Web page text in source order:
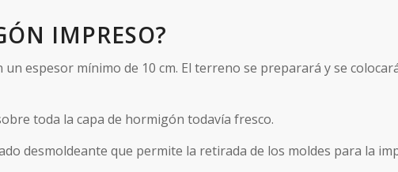
IMPRESO?
espesor mínimo de 10 cm. El terreno se preparará y se
toda la capa de hormigón todavía fresco.
desmoldeante que permite la retirada de los moldes para la